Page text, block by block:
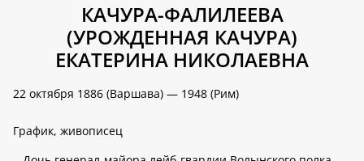
КАЧУРА-ФАЛИЛЕЕВА
(УРОЖДЕННАЯ КАЧУРА)
ЕКАТЕРИНА НИКОЛАЕВНА
22 октября 1886 (Варшава) — 1948 (Рим)
График, живописец